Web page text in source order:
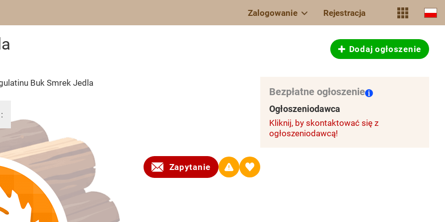
Zalogowanie Rejestracja
Dodaj ogłoszenie
Buk Smrek Jedla
Zapytanie
Bezpłatne ogłoszenie
Ogłoszeniodawca
Kliknij, by skontaktować się z
ogłoszeniodawcą!